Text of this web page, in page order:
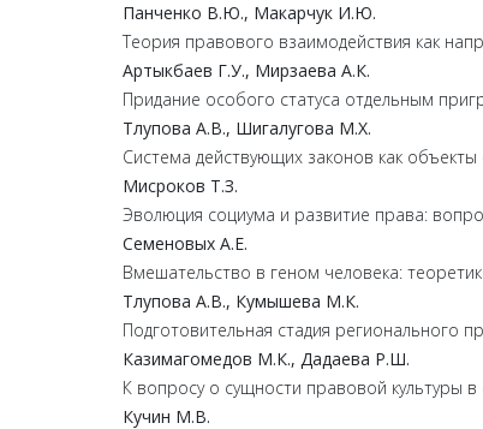
Панченко В.Ю., Макарчук И.Ю.
Теория правового взаимодействия как
Артыкбаев Г.У., Мирзаева А.К.
Придание особого статуса отдельным
Тлупова А.В., Шигалугова М.Х.
Система действующих законов как
Мисроков Т.З.
Эволюция социума и развитие права:
Семеновых А.Е.
Вмешательство в геном человека:
Тлупова А.В., Кумышева М.К.
Подготовительная стадия регионального
Казимагомедов М.К., Дадаева Р.Ш.
К вопросу о сущности правовой культуры
Кучин М.В.